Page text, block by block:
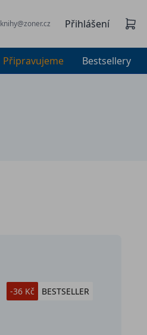
knihy@zoner.cz Přihlášení
Připravujeme Bestsellery
-36 Kč BESTSELLER